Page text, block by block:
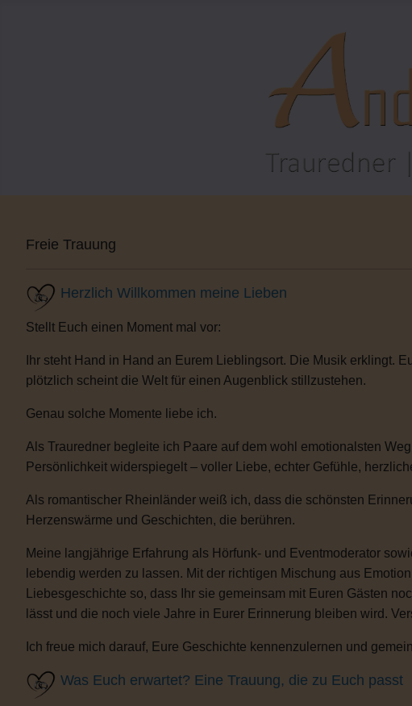
Freie Trauung
Herzlich Willkommen meine Lieben
Stellt Euch einen Moment mal vor:
Ihr steht Hand in Hand an Eurem Lieblingsort. Die Musik erklingt.
plötzlich scheint die Welt für einen Augenblick stillzustehen.
Genau solche Momente liebe ich.
Als Trauredner begleite ich Paare auf dem wohl emotionalsten
Persönlichkeit widerspiegelt – voller Liebe, echter Gefühle,
Als romantischer Rheinländer weiß ich, dass die schönsten
Herzenswärme und Geschichten, die berühren.
Meine langjährige Erfahrung als Hörfunk- und Eventmoderator
lebendig werden zu lassen. Mit der richtigen Mischung aus
Liebesgeschichte so, dass Ihr sie gemeinsam mit Euren Gästen
lässt und die noch viele Jahre in Eurer Erinnerung bleiben wird.
Ich freue mich darauf, Eure Geschichte kennenzulernen und
Was Euch erwartet? Eine Trauung, die zu Euch passt